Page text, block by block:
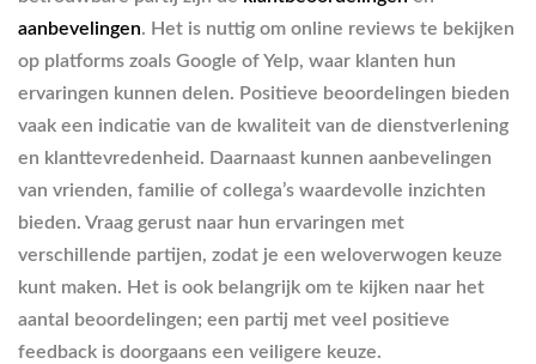
aanbevelingen. Het is nuttig om online reviews te bekijken
op platforms zoals Google of Yelp, waar klanten hun
ervaringen kunnen delen. Positieve beoordelingen bieden
vaak een indicatie van de kwaliteit van de dienstverlening
en klanttevredenheid. Daarnaast kunnen aanbevelingen
van vrienden, familie of collega’s waardevolle inzichten
bieden. Vraag gerust naar hun ervaringen met
verschillende partijen, zodat je een weloverwogen keuze
kunt maken. Het is ook belangrijk om te kijken naar het
aantal beoordelingen; een partij met veel positieve
feedback is doorgaans een veiligere keuze.